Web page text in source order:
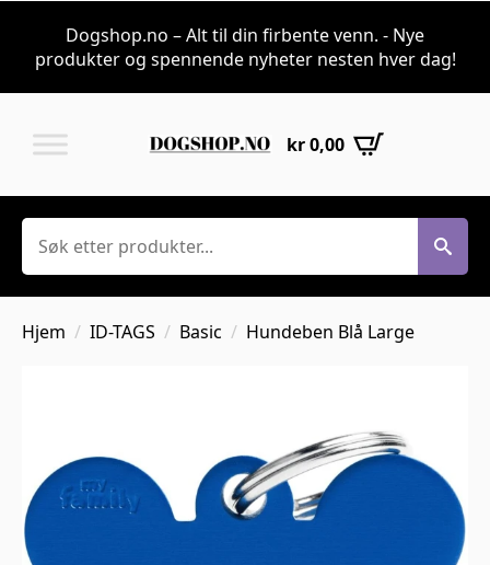
Dogshop.no – Alt til din firbente venn. - Nye
produkter og spennende nyheter nesten hver dag!
kr0,00
Søk
Hjem ID-TAGS Basic Hundeben Blå Large